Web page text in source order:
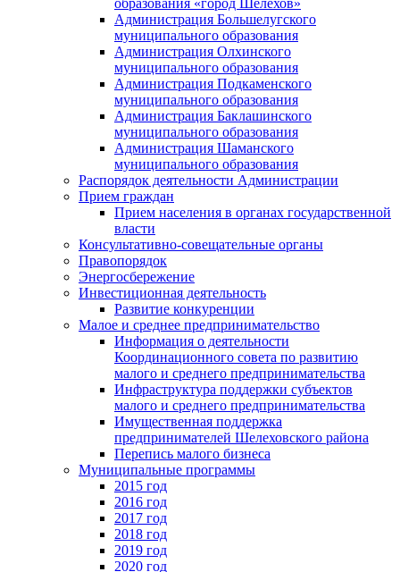
Администрация Большелугского
муниципального образования
Администрация Олхинского
муниципального образования
Администрация Подкаменского
муниципального образования
Администрация Баклашинского
муниципального образования
Администрация Шаманского
муниципального образования
Распорядок деятельности Администрации
Прием граждан
Прием населения в органах государственной
власти
Консультативно-совещательные органы
Правопорядок
Энергосбережение
Инвестиционная деятельность
Развитие конкуренции
Малое и среднее предпринимательство
Информация о деятельности
Координационного совета по развитию
малого и среднего предпринимательства
Инфраструктура поддержки субъектов
малого и среднего предпринимательства
Имущественная поддержка
предпринимателей Шелеховского района
Перепись малого бизнеса
Муниципальные программы
2015 год
2016 год
2017 год
2018 год
2019 год
2020 год